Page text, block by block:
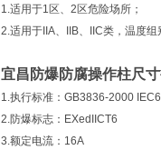
1.适用于1区、2区危险场所；
2.适用于IIA、IIB、IIC类，温度
宜昌防爆防腐操作柱尺寸
1.执行标准：GB3836-2000
2.防爆标志：EXedIICT6
3.额定电流：16A